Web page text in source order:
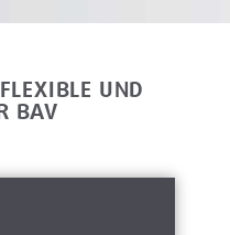
UND
BAV